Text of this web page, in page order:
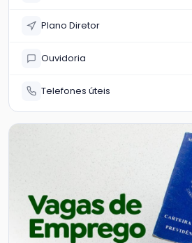
Plano Diretor
Ouvidoria
Telefones úteis